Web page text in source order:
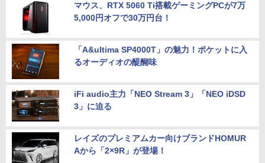
マウス、RTX 5060 Ti搭載ゲーミングPCが7万
5,000円オフで30万円台！
「A&ultima SP4000T」の魅力！ポケットに入
るオーディオの醍醐味
iFi audio主力「NEO Stream 3」「NEO iDSD
3」に迫る
レイズのプレミアムカー向けブランドHOMUR
Aから「2×9R」が登場！